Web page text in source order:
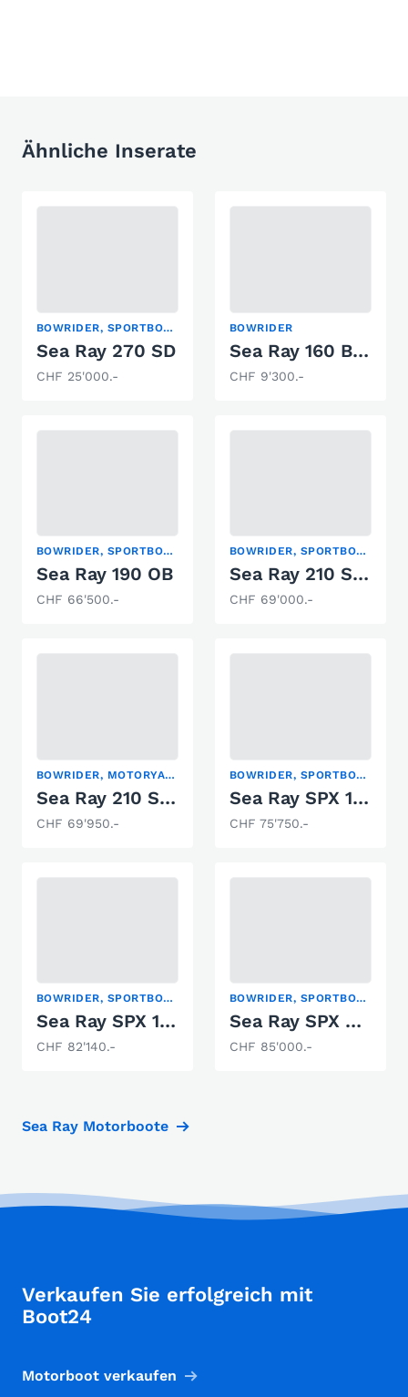
Ähnliche Inserate
BOWRIDER, SPORTBOOT
Sea Ray 270 SD
CHF 25'000.-
BOWRIDER
Sea Ray 160 Bowrider
CHF 9'300.-
BOWRIDER, SPORTBOOT
Sea Ray 190 OB
CHF 66'500.-
BOWRIDER, SPORTBOOT
Sea Ray 210 SPXO
CHF 69'000.-
BOWRIDER, MOTORYACHT, SPORTBOOT
Sea Ray 210 SPXE
CHF 69'950.-
BOWRIDER, SPORTBOOT
Sea Ray SPX 190 Europe
CHF 75'750.-
BOWRIDER, SPORTBOOT
Sea Ray SPX 190 Europe
CHF 82'140.-
BOWRIDER, SPORTBOOT
Sea Ray SPX 230
CHF 85'000.-
Sea Ray Motorboote
Verkaufen Sie erfolgreich mit
Boot24
Motorboot verkaufen